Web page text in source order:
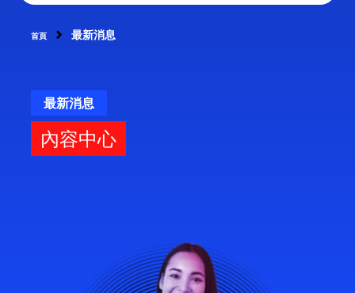
首頁 最新消息
最新消息
內容中心